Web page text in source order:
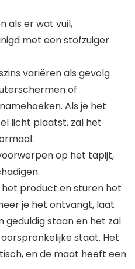
als er wat vuil,
met een stofzuiger
variëren als gevolg
of
Als je het
licht plaatst, zal het
op het tapijt,
het product en sturen het
je het ontvangt, laat
geduldig staan en het zal
staat. Het
en de maat heeft een